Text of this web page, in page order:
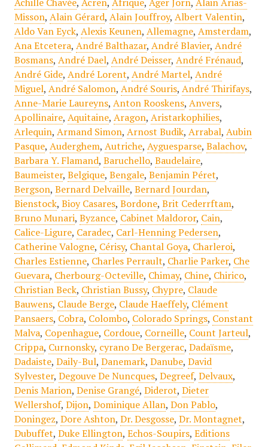
Misson, Alain Gérard, Alain Jouffroy, Albert Valentin,
Aldo Van Eyck, Alexis Keunen, Allemagne, Amsterdam,
Ana Etcetera, André Balthazar, André Blavier, André
Bosmans, André Dael, André Deisser, André Frénaud,
André Gide, André Lorent, André Martel, André
Miguel, André Salomon, André Souris, André Thirifays,
Anne-Marie Laureyns, Anton Rooskens, Anvers,
Apollinaire, Aquitaine, Aragon, Aristarkophilies,
Arlequin, Armand Simon, Arnost Budik, Arrabal, Aubin
Pasque, Auderghem, Autriche, Ayguesparse, Balachov,
Barbara Y. Flamand, Baruchello, Baudelaire,
Baumeister, Belgique, Bengale, Benjamin Péret,
Bergson, Bernard Delvaille, Bernard Jourdan,
Bienstock, Bioy Casares, Bordone, Brit Cederrftam,
Bruno Munari, Byzance, Cabinet Maldoror, Cain,
Calice-Ligure, Caradec, Carl-Henning Pedersen,
Catherine Valogne, Cérisy, Chantal Goya, Charleroi,
Charles Estienne, Charles Perrault, Charlie Parker, Che
Guevara, Cherbourg-Octeville, Chimay, Chine, Chirico,
Christian Beck, Christian Bussy, Chypre, Claude
Bauwens, Claude Berge, Claude Haeffely, Clément
Pansaers, Cobra, Colombo, Colorado Springs, Constant
Malva, Copenhague, Cordoue, Corneille, Count Jarteul,
Crippa, Curnonsky, cyrano De Bergerac, Dadaïsme,
Dadaiste, Daily-Bul, Danemark, Danube, David
Sylvester, Degouve De Nuncques, Degreef, Delvaux,
Denis Marion, Denise Grangé, Diderot, Dieter
Wellershof, Dijon, Dominique Allan, Don Pablo,
Doningez, Dore Ashton, Dr. Desgosse, Dr. Montagnet,
Dubuffet, Duke Ellington, Echos-Soupirs, Editions